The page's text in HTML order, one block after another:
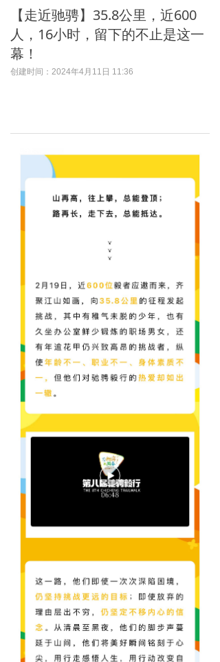
【走近驰骋】35.8公里，近600
人，16小时，留下的不止是这一
幕！
创建时间： 2024年4月11日 11:36